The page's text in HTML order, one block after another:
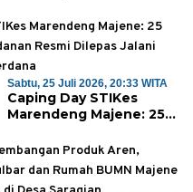
Tonggak Baru
Sabtu, 25 Juli 2026, 20:33 WITA
Caping Day STIKes
Marendeng Majene: 25
Resmi Dilepas Jalani Praktik
Klinik Perdana